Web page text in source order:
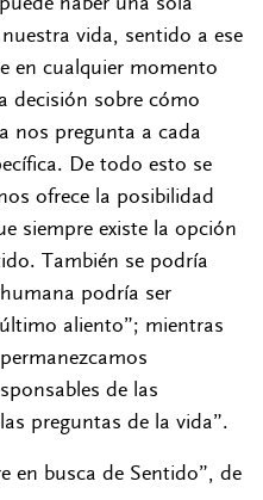
vida, sentido a ese
en cualquier momento
decisión sobre cómo
nos pregunta a cada
De todo esto se
ofrece la posibilidad
siempre existe la opción
También se podría
podría ser
aliento”; mientras
de las
preguntas de la vida”.
en busca de Sentido”, de